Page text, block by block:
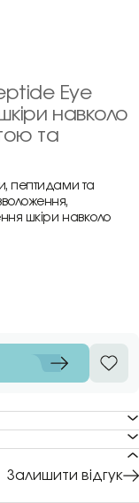
Eye
навколо
та
пептидами та
шкіри навколо
Залишити відгук